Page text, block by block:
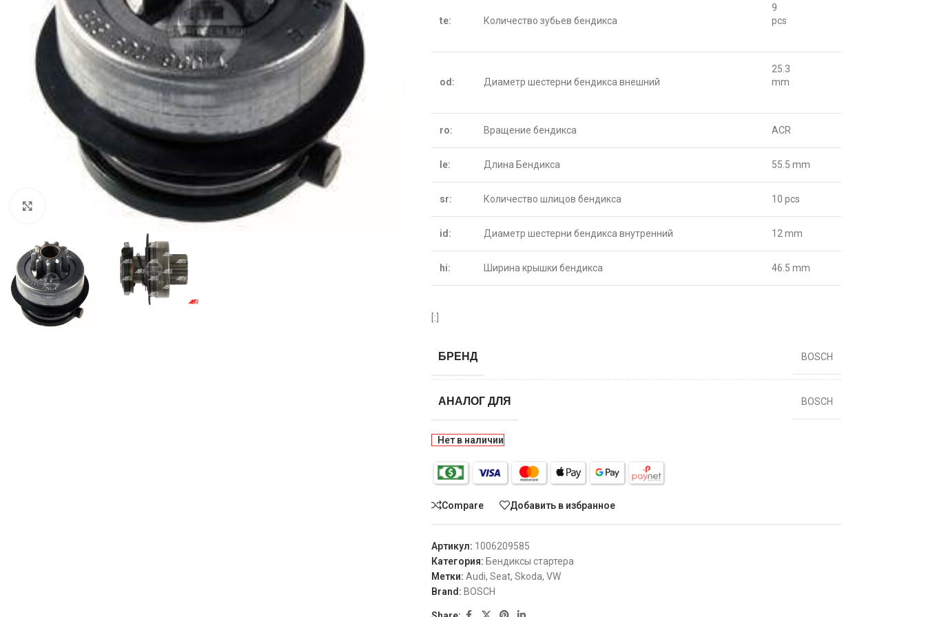
te: Количество зубьев бендикса
9
pcs
od: Диаметр шестерни бендикса внешний
25.3
mm
ro: Вращение бендикса ACR
le: Длина Бендикса 55.5 mm
sr: Количество шлицов бендикса 10 pcs
id: Диаметр шестерни бендикса внутренний 12 mm
hi: Ширина крышки бендикса 46.5 mm
[:]
БРЕНД BOSCH
АНАЛОГ ДЛЯ BOSCH
Нет в наличии
Compare Добавить в избранное
Артикул: 1006209585
Категория: Бендиксы стартера
Метки: Audi, Seat, Skoda, VW
Brand: BOSCH